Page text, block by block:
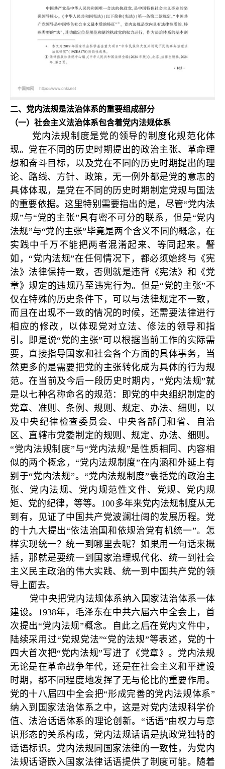
二、党内法规是法治体系的重要组成部分
（一）社会主义法治体系包含着党内法规体系
党内法规制度是党的领导的制度化规范化体
现。党在不同的历史时期提出的政治主张、革命理
想和奋斗目标，以及党在不同的历史时期提出的理
论、路线、方针、政策，无一例外都是党的意志的
具体体现，是党在不同的历史时期制定党规与国法
的重要依据。这里特别需要指出的是，尽管“党内法
规”与“党的主张”具有密不可分的联系，但是“党内
法规”与“党的主张”毕竟是两个含义不同的概念，在
实践中千万不能把两者混淆起来、等同起来。譬
如，“党内法规”在任何情况下，都必须始终与《宪
法》法律保持一致，否则就是违背《宪法》和《党
章》规定的违规乃至违宪行为。但是“党的主张”不
仅在特殊的历史条件下，可以与法律规定不一致，
而且在出现不一致的情况的时候，还需要法律进行
相应的修改，以体现党对立法、修法的领导和指
引。即是说“党的主张”可以根据当前工作的实际需
要，直接指导国家和社会各个方面的具体事务，当
然更多的是需要把党的主张转化成为具体的行为规
范。在当前及今后一段历史时期内，“党内法规”就
是以七种名称命名的规范：即党的中央组织制定的
党章、准则、条例、规则、规定、办法、细则，以
及中央纪律检查委员会、中央各部门和省、自治
区、直辖市党委制定的规则、规定、办法、细则。
“党内法规制度”与“党内法规”是性质相同、内容相
似的两个概念，“党内法规制度”在内涵和外延上有
别于“党内法规”。“党内法规制度”囊括党的政治主
张、党内法规、党内规范性文件、党规、党内规
矩、党的纪律，等等。100多年来党内法规制度从无
到有，见证了中国共产党波澜壮阔的发展历程。党
的十九大提出“依法治国和依规治党有机统一”。怎
样实现统一？统一到哪里去呢？如果用一句话来概
括，那就是要统一到国家治理现代化、统一到社会
主义民主政治的伟大实践、统一到中国共产党的领
导上面去。
党中央把党内法规体系纳入国家法治体系一体
建设。1938年，毛泽东在中共六届六中全会上，首
次提出“党内法规”概念。自此之后在党内文件中，
陆续采用过“党规党法”“党的法规”等表述，党的十
四大首次把“党内法规”写进了《党章》。党内法规
无论是在革命战争年代，还是在社会主义和平建设
时期，都不同程度地发挥了无与伦比的重要作用。
党的十八届四中全会把“形成完善的党内法规体系”
纳入到国家法治体系之中，这是对党内法规科学价
值、法治话语体系的理论创新。“话语”由权力与意
识形态的关系构成，党内法规话语是执政党独特的
话语标识。党内法规同国家法律的一致性，为党内
法规话语嵌入国家法律话语提供了制度可能。随着